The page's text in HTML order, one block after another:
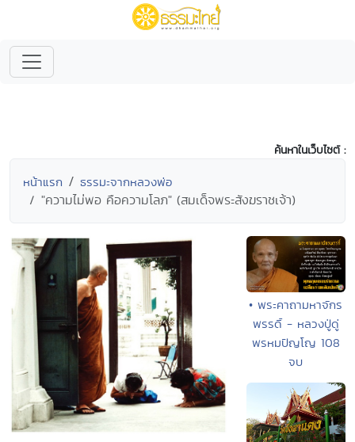
ค้นหาในเว็บไซต์ :
หน้าแรก ธรรมะจากหลวงพ่อ
"ความไม่พอ คือความโลภ" (สมเด็จพระสังฆราชเจ้า)
• พระคาถามหาจักร
พรรดิ์ - หลวงปู่ดู่
พรหมปัญโญ 108
จบ